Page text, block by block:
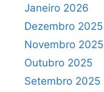
Janeiro 2026
Dezembro 2025
Novembro 2025
Outubro 2025
Setembro 2025